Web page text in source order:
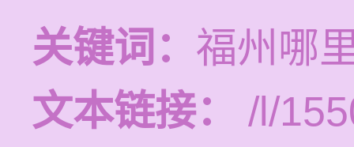
关键词： 福州哪
文本链接：
/l/